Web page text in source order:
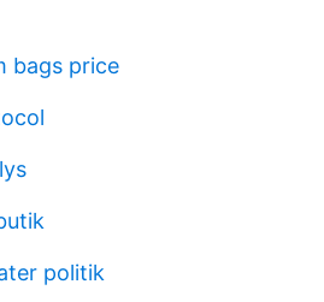
bags price
politik